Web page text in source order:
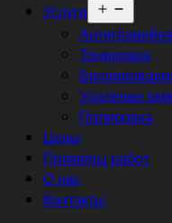
Услуги
меню
Тонировка
Удаление
Полировка
Цены
Примеры работ
О нас
Контакты